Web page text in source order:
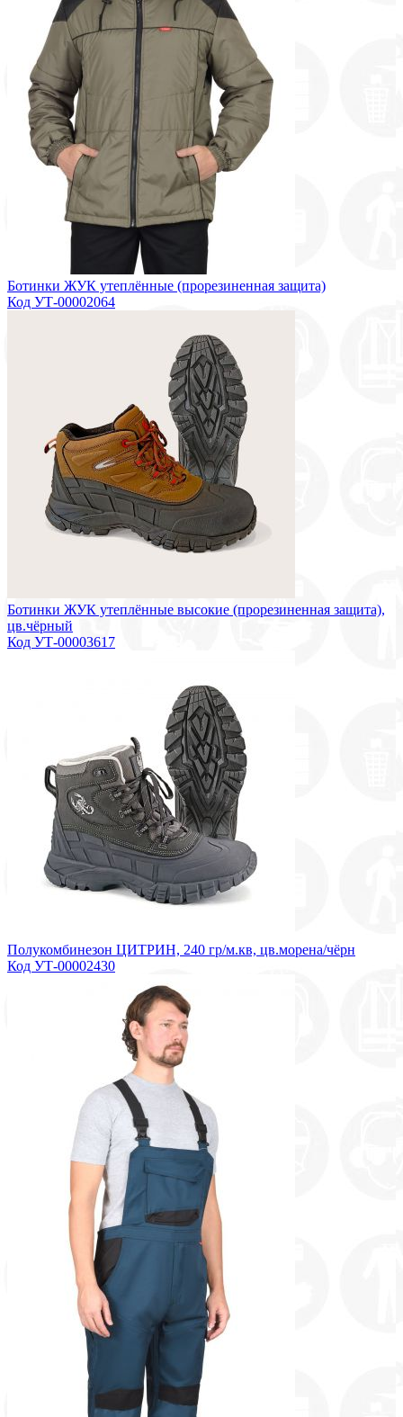
Ботинки ЖУК утеплённые (прорезиненная защита)
Код УТ-00002064
Ботинки ЖУК утеплённые высокие (прорезиненная защита),
цв.чёрный
Код УТ-00003617
Полукомбинезон ЦИТРИН, 240 гр/м.кв, цв.морена/чёрн
Код УТ-00002430